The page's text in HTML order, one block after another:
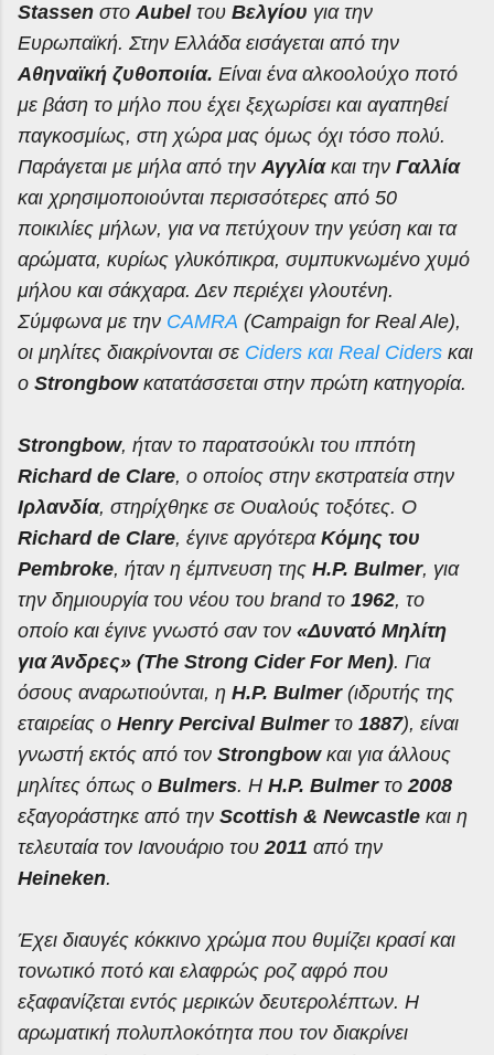
Stassen στοAubelτου Βελγίου για την
Ευρωπαϊκή. Στην Ελλάδα εισάγεται από την
Αθηναϊκή ζυθοποιία. Είναι ένα αλκοολούχο ποτό
με βάση το μήλο που έχει ξεχωρίσει και αγαπηθεί
παγκοσμίως, στη χώρα μας όμως όχι τόσο πολύ.
Παράγεται με μήλα από τηνΑγγλία και την Γαλλία
και χρησιμοποιούνται περισσότερες από 50
ποικιλίες μήλων, για να πετύχουν την γεύση και τα
αρώματα, κυρίως γλυκόπικρα, συμπυκνωμένο χυμό
μήλου και σάκχαρα. Δεν περιέχει γλουτένη.
Σύμφωνα με την CAMRA (Campaign for Real Ale),
οι μηλίτες διακρίνονται σε Ciders και Real Ciders και
ο Strongbow κατατάσσεται στην πρώτη κατηγορία.
Strongbow, ήταν το παρατσούκλι του ιππότη
Richard de Clare, ο οποίος στην εκστρατεία στην
Ιρλανδία, στηρίχθηκε σε Ουαλούς τοξότες. Ο
Richard de Clare, έγινε αργότερα Κόμης του
Pembroke, ήταν η έμπνευση της H.P. Bulmer, για
την δημιουργία του νέου του brand το 1962, το
οποίο και έγινε γνωστό σαν τον «Δυνατό Μηλίτη
για Άνδρες» (The Strong Cider For Men). Για
όσους αναρωτιούνται, η H.P. Bulmer(ιδρυτής της
εταιρείας ο Henry Percival Bulmerτο 1887), είναι
γνωστή εκτός από τον Strongbowκαι για άλλους
μηλίτες όπως ο Bulmers. Η H.P. Bulmerτο2008
εξαγοράστηκε από την Scottish & Newcastle και η
τελευταία τον Ιανουάριο του2011 από την
Heineken.
Έχει διαυγές κόκκινο χρώμα που θυμίζει κρασί και
τονωτικό ποτό και ελαφρώς ροζ αφρό που
εξαφανίζεται εντός μερικών δευτερολέπτων. Η
αρωματική πολυπλοκότητα που τον διακρίνει